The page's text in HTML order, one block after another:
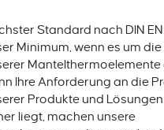
Standard nach DIN
Minimum, wenn es um
Mantelthermoelemente
Ihre Anforderung an die
Produkte und
liegt, machen unsere